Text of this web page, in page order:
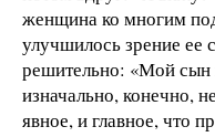
женщина ко многим
улучшилось зрение ее
решительно: «Мой сын
изначально, конечно,
явное, и главное, что